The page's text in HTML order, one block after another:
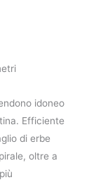
idoneo
Efficiente
di erbe
oltre a